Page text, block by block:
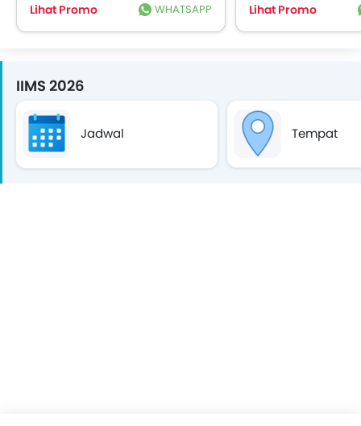
Lihat Promo
WHATSAPP
Lihat Promo
IIMS 2026
Jadwal Tempat